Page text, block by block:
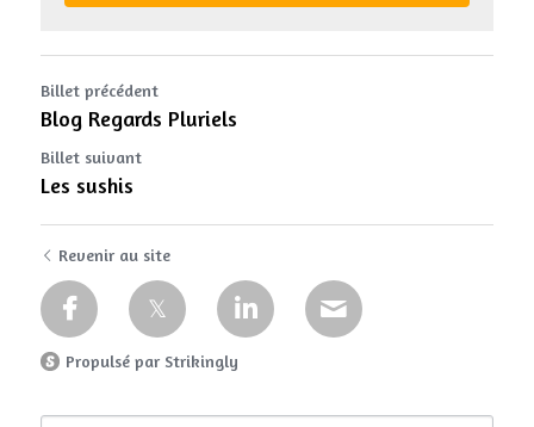
Billet précédent
Blog Regards Pluriels
Billet suivant
Les sushis
Revenir au site
Propulsé par Strikingly